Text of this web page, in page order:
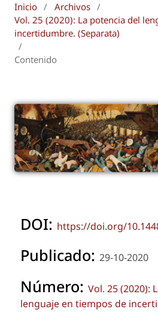
Inicio / Archivos /
Vol. 25 (2020): La potencia del
incertidumbre. (Separata)
/
Contenido
DOI: https://doi.org/
Publicado: 29-10-2020
Número: Vol. 25 (2020):
lenguaje en tiempos de